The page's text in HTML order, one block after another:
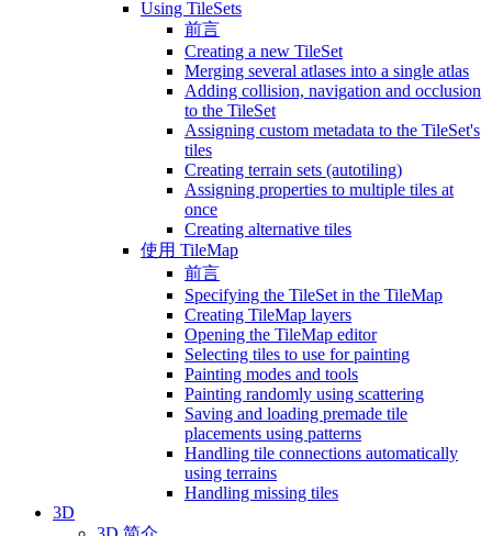
Using TileSets
前言
Creating a new TileSet
Merging several atlases into a single atlas
Adding collision, navigation and occlusion
to the TileSet
Assigning custom metadata to the TileSet's
tiles
Creating terrain sets (autotiling)
Assigning properties to multiple tiles at
once
Creating alternative tiles
使用 TileMap
前言
Specifying the TileSet in the TileMap
Creating TileMap layers
Opening the TileMap editor
Selecting tiles to use for painting
Painting modes and tools
Painting randomly using scattering
Saving and loading premade tile
placements using patterns
Handling tile connections automatically
using terrains
Handling missing tiles
3D